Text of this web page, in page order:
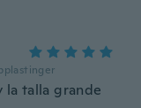
la talla grande